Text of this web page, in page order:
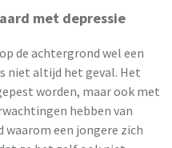
met depressie
de achtergrond wel een
niet altijd het geval. Het
worden, maar ook met
hebben van
een jongere zich